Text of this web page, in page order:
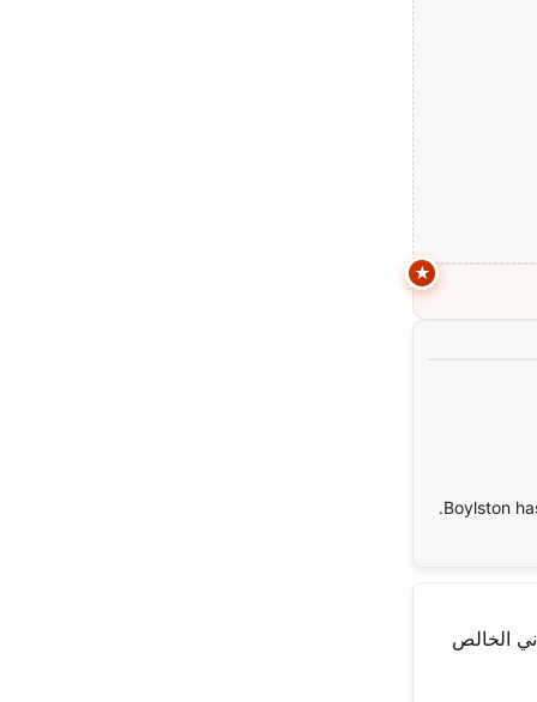
Boylston
هذا اللقب الرفيع في عام 2014 من خلال التفاني الخالص